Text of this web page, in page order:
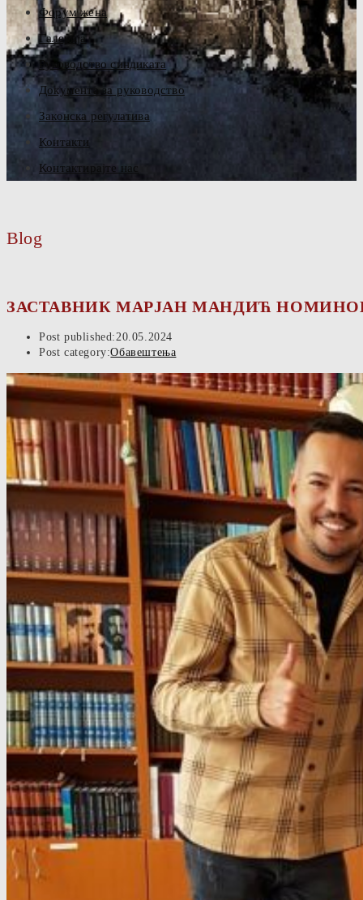
Форум жена
Галерија
Руководство синдиката
Документа за руководство
Законска регулатива
Контакти
Контактирајте нас
Blog
ЗАСТАВНИК МАРЈАН МАНДИЋ
Post published:20.05.2024
Post category:Обавештења